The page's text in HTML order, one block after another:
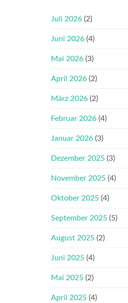
Juli 2026 (2)
Juni 2026 (4)
Mai 2026 (3)
April 2026 (2)
März 2026 (2)
Februar 2026 (4)
Januar 2026 (3)
Dezember 2025 (3)
November 2025 (4)
Oktober 2025 (4)
September 2025 (5)
August 2025 (2)
Juni 2025 (4)
Mai 2025 (2)
April 2025 (4)